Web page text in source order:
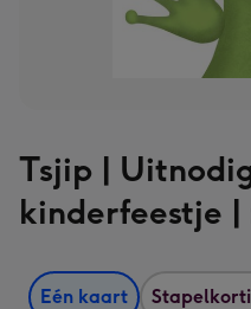
Tsjip |
kinderfeestje |
Eén kaart